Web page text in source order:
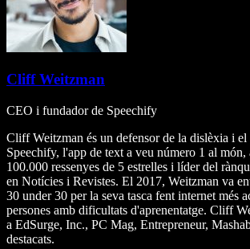
Cliff Weitzman
CEO i fundador de Speechify
Cliff Weitzman és un defensor de la dislèxia i
Speechify, l'app de text a veu número 1 al món,
100.000 ressenyes de 5 estrelles i líder del
en Notícies i Revistes. El 2017, Weitzman va
30 under 30 per la seva tasca fent internet més
persones amb dificultats d'aprenentatge. Cliff
a EdSurge, Inc., PC Mag, Entrepreneur,
destacats.